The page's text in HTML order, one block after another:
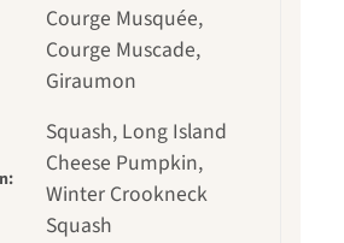
Courge Musquée,
Courge Muscade,
Giraumon
Squash, Long Island
Cheese Pumpkin,
Winter Crookneck
Squash